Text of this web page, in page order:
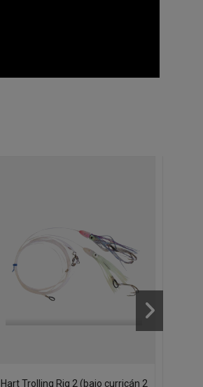
Hart Trolling Rig 2 (bajo curricán 2